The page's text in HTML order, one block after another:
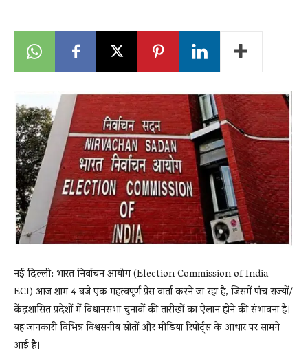
Breaking
News
LIVE
नई दिल्ली: भारत निर्वाचन आयोग (Election Commission of India –
ECI) आज शाम 4 बजे एक महत्वपूर्ण प्रेस वार्ता करने जा रहा है, जिसमें पांच राज्यों/
केंद्रशासित प्रदेशों में विधानसभा चुनावों की तारीखों का ऐलान होने की संभावना है।
यह जानकारी विभिन्न विश्वसनीय स्रोतों और मीडिया रिपोर्ट्स के आधार पर सामने
आई है।